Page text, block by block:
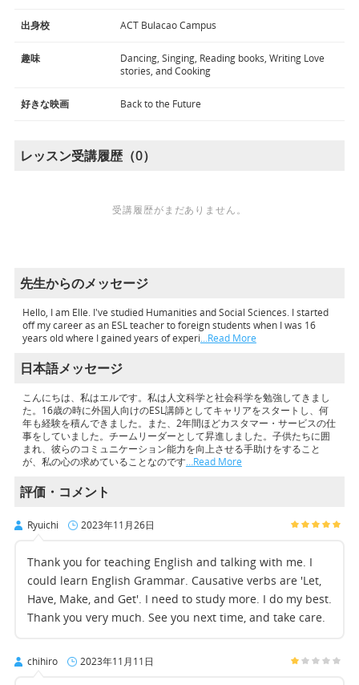
出身校 ACT Bulacao Campus
趣味
Dancing, Singing, Reading books, Writing Love
stories, and Cooking
好きな映画 Back to the Future
レッスン受講履歴（0）
受講履歴がまだありません。
先生からのメッセージ
Hello, I am Elle. I've studied Humanities and Social Sciences. I started
off my career as an ESL teacher to foreign students when I was 16
years old where I gained years of experi…Read More
日本語メッセージ
こんにちは、私はエルです。私は人文科学と社会科学を勉強してきまし
た。16歳の時に外国人向けのESL講師としてキャリアをスタートし、何
年も経験を積んできました。また、2年間ほどカスタマー・サービスの仕
事をしていました。チームリーダーとして昇進しました。子供たちに囲
まれ、彼らのコミュニケーション能力を向上させる手助けをすること
が、私の心の求めていることなのです…Read More
評価・コメント
Ryuichi 2023年11月26日
Thank you for teaching English and talking with me. I
could learn English Grammar. Causative verbs are 'Let,
Have, Make, and Get'. I need to study more. I do my best.
Thank you very much. See you next time, and take care.
chihiro 2023年11月11日